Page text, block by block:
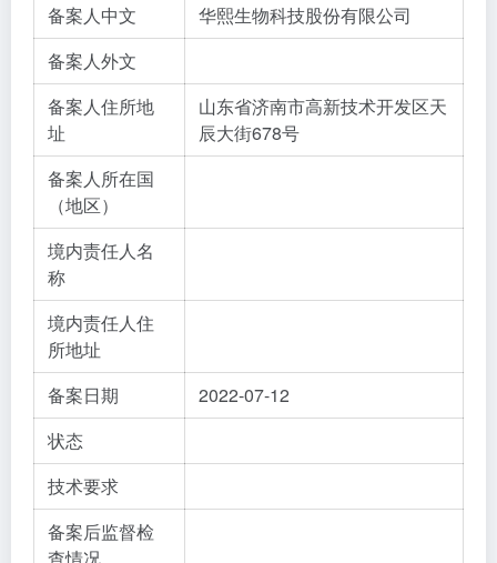
备案人中文
华熙生物科技股份有限公司
备案人外文
备案人住所地
址
山东省济南市高新技术开发区天
辰大街678号
备案人所在国
（地区）
境内责任人名
称
境内责任人住
所地址
备案日期
2022-07-12
状态
技术要求
备案后监督检
查情况